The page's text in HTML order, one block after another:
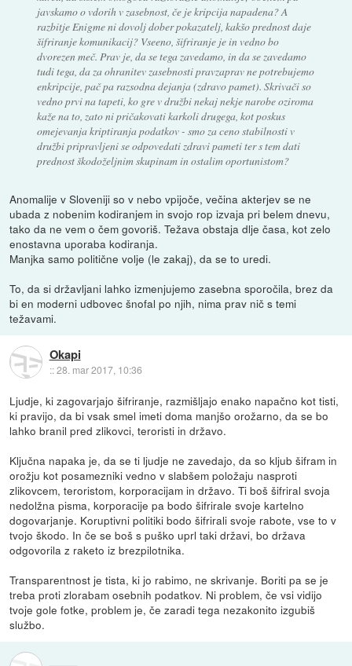
javskamo o vdorih v zasebnost, če je kripcija napadena? A
razbitje Enigme ni dovolj dober pokazatelj, kakšo prednost daje
šifriranje komunikacij? Vseeno, šifriranje je in vedno bo
dvorezen meč. Prav je, da se tega zavedamo, in da se zavedamo
tudi tega, da za ohranitev zasebnosti pravzaprav ne potrebujemo
enkripcije, pač pa razsodna dejanja (zdravo pamet). Skrivači so
vedno prvi na tapeti, ko gre v družbi nekaj nekje narobe oziroma
kaže na to, zato ni pričakovati karkoli drugega, kot poskus
omejevanja kriptiranja podatkov - smo za ceno stabilnosti v
družbi pripravljeni se odpovedati zdravi pameti ter s tem dati
prednost škodoželjnim skupinam in ostalim oportunistom?
Anomalije v Sloveniji so v nebo vpijoče, večina akterjev se ne
ubada z nobenim kodiranjem in svojo rop izvaja pri belem dnevu,
tako da ne vem o čem govoriš. Težava obstaja dlje časa, kot zelo
enostavna uporaba kodiranja.
Manjka samo politične volje (le zakaj), da se to uredi.
To, da si državljani lahko izmenjujemo zasebna sporočila, brez da
bi en moderni udbovec šnofal po njih, nima prav nič s temi
težavami.
Okapi
::28. mar 2017, 10:36
Ljudje, ki zagovarjajo šifriranje, razmišljajo enako napačno kot tisti,
ki pravijo, da bi vsak smel imeti doma manjšo orožarno, da se bo
lahko branil pred zlikovci, teroristi in državo.
Ključna napaka je, da se ti ljudje ne zavedajo, da so kljub šifram in
orožju kot posamezniki vedno v slabšem položaju nasproti
zlikovcem, teroristom, korporacijam in državo. Ti boš šifriral svoja
nedolžna pisma, korporacije pa bodo šifrirale svoje kartelno
dogovarjanje. Koruptivni politiki bodo šifrirali svoje rabote, vse to v
tvojo škodo. In če se boš s puško uprl taki državi, bo država
odgovorila z raketo iz brezpilotnika.
Transparentnost je tista, ki jo rabimo, ne skrivanje. Boriti pa se je
treba proti zlorabam osebnih podatkov. Ni problem, če vsi vidijo
tvoje gole fotke, problem je, če zaradi tega nezakonito izgubiš
službo.